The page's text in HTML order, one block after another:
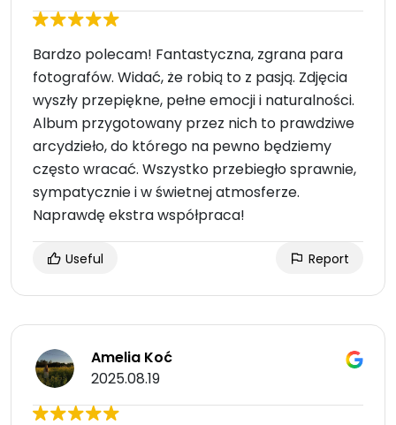
Bardzo polecam! Fantastyczna, zgrana para
fotografów. Widać, że robią to z pasją. Zdjęcia
wyszły przepiękne, pełne emocji i naturalności.
Album przygotowany przez nich to prawdziwe
arcydzieło, do którego na pewno będziemy
często wracać. Wszystko przebiegło sprawnie,
sympatycznie i w świetnej atmosferze.
Naprawdę ekstra współpraca!
Useful Report
Amelia Koć
2025.08.19